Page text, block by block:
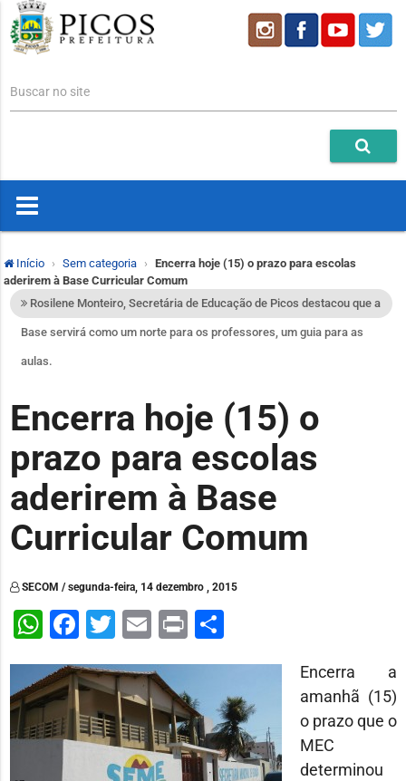
Buscar no site
Início Sem categoria
Encerra hoje (15) o prazo para escolas
aderirem à Base Curricular Comum
Rosilene Monteiro, Secretária de Educação de Picos destacou que a
Base servirá como um norte para os professores, um guia para as
aulas.
Encerra hoje (15) o
prazo para escolas
aderirem à Base
Curricular Comum
SECOM / segunda-feira, 14 dezembro , 2015
WhatsApp
Facebook
Twitter
Email
PrintShare
Encerra a
amanhã (15)
o prazo que o
MEC
determinou